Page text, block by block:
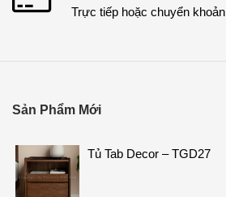
Trực tiếp hoặc chuyển khoản
Sản Phẩm Mới
Tủ Tab Decor – TGD27